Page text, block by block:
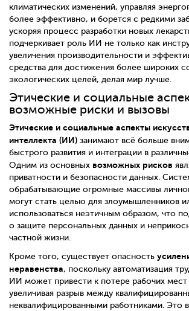
климатических изменений, управляя
более эффективно, и борется с редкими
ускоряя процесс разработки новых
подчеркивает роль ИИ не только как
увеличения производительности и
средства для достижения более широких
экологических целей, делая мир лучше.
Этические и социальные
возможные риски и вызовы
Этические и социальные аспекты
интеллекта (ИИ) занимают всё больше
быстрого развития и интеграции в
Одним из основных возможных рисков
приватности и безопасности данных.
обрабатывающие огромные массивы
могут стать целью для злоумышленников
использоваться неэтичным образом, что
о защите персональных данных и
частной жизни.
Кроме того, существует опасность
неравенства, поскольку автоматизация
ИИ может привести к потере рабочих мест
увеличивая разрыв между
неквалифицированными работниками. Это